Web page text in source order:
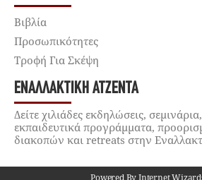
Βιβλία
Προσωπικότητες
Τροφή Για Σκέψη
ΕΝΑΛΛΑΚΤΙΚΉ ΑΤΖΈΝΤΑ
Δείτε χιλιάδες εκδηλώσεις,
εκπαιδευτικά προγράμματα,
διακοπών και retreats στην